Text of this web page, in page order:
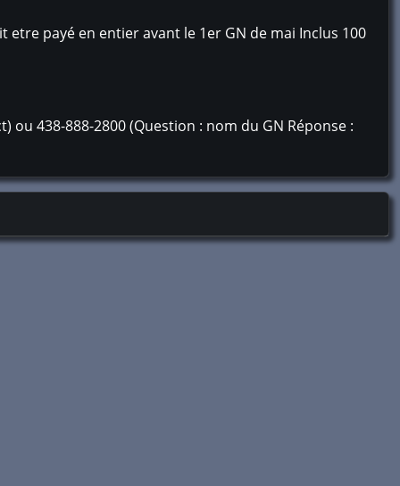
etre payé en entier avant le 1er GN de mai Inclus 100
ou 438-888-2800 (Question : nom du GN Réponse :